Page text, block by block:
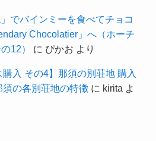
でバインミーを食べてチョコ
Chocolatier」へ（ホーチ
12）
に ぴかお より
購入 その4】那須の別荘地 購入
の各別荘地の特徴に kirita よ